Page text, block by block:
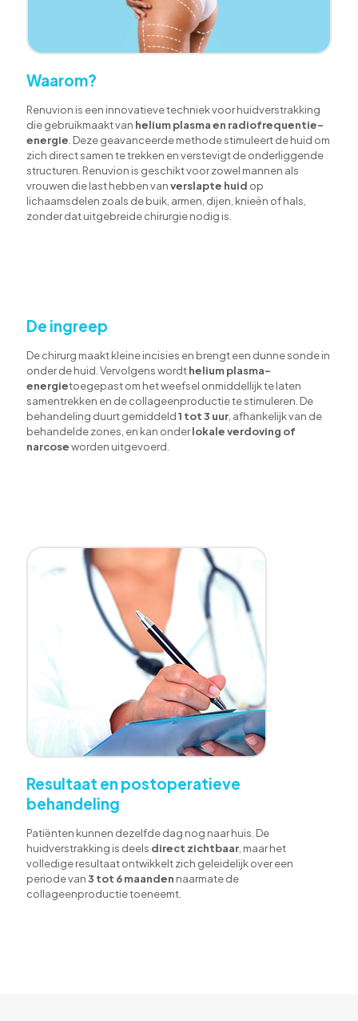
Waarom?
Renuvion is een innovatieve techniek voor huidverstrakking
die gebruikmaakt van helium plasma en radiofrequentie-
energie. Deze geavanceerde methode stimuleert de huid om
zich direct samen te trekken en verstevigt de onderliggende
structuren. Renuvion is geschikt voor zowel mannen als
vrouwen die last hebben vanverslapte huid op
lichaamsdelen zoals de buik, armen, dijen, knieën of hals,
zonder dat uitgebreide chirurgie nodig is.
De ingreep
De chirurg maakt kleine incisies en brengt een dunne sonde in
onder de huid. Vervolgens wordthelium plasma-
energietoegepast om het weefsel onmiddellijk te laten
samentrekken en de collageenproductie te stimuleren. De
behandeling duurt gemiddeld1 tot 3 uur, afhankelijk van de
behandelde zones, en kan onderlokale verdoving of
narcoseworden uitgevoerd.
Resultaat en postoperatieve
behandeling
Patiënten kunnen dezelfde dag nog naar huis. De
huidverstrakking is deels direct zichtbaar, maar het
volledige resultaat ontwikkelt zich geleidelijk over een
periode van3 tot 6 maanden naarmate de
collageenproductie toeneemt.